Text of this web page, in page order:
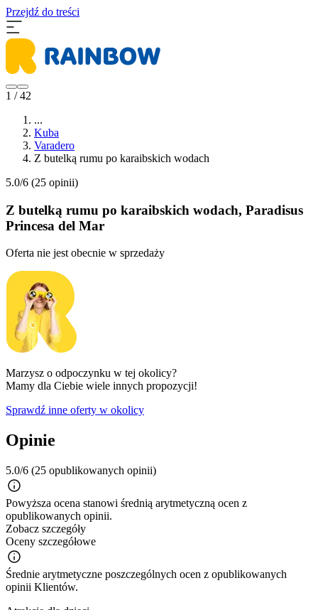
Przejdź do treści
1 / 42
...
Kuba
Varadero
Z butelką rumu po karaibskich wodach
5.0/6 (25 opinii)
Z butelką rumu po karaibskich wodach, Paradisus
Princesa del Mar
Oferta nie jest obecnie w sprzedaży
Marzysz o odpoczynku w tej okolicy?
Mamy dla Ciebie wiele innych propozycji!
Sprawdź inne oferty w okolicy
Opinie
5.0/6 (25 opublikowanych opinii)
Powyższa ocena stanowi średnią arytmetyczną ocen z
opublikowanych opinii.
Zobacz szczegóły
Oceny szczegółowe
Średnie arytmetyczne poszczególnych ocen z opublikowanych
opinii Klientów.